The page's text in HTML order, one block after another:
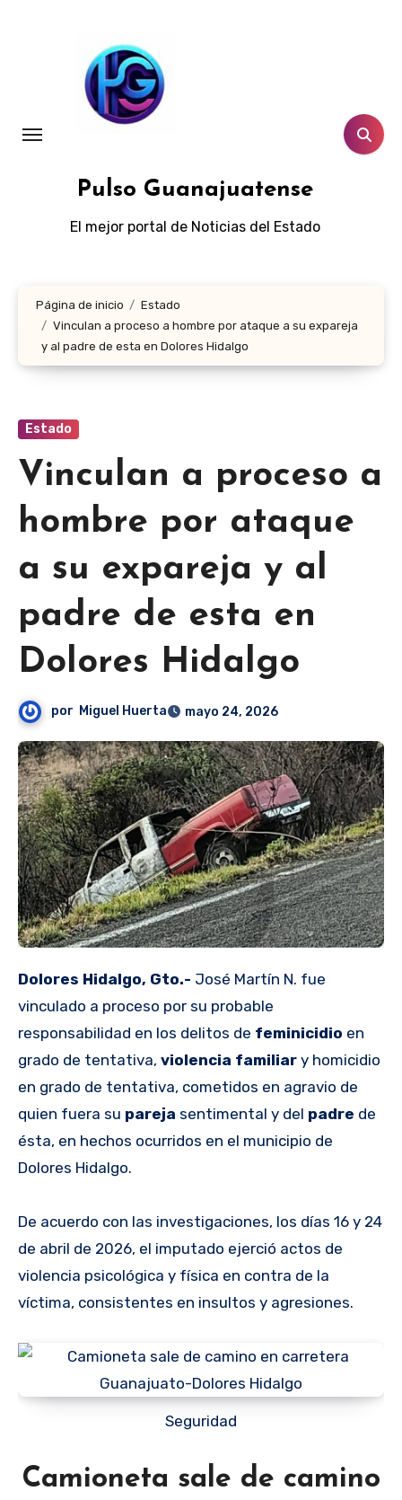
Pulso Guanajuatense
El mejor portal de Noticias del Estado
Página de inicio
Estado
Vinculan a proceso a hombre por ataque a su expareja
y al padre de esta en Dolores Hidalgo
Estado
Vinculan a proceso a
hombre por ataque
a su expareja y al
padre de esta en
Dolores Hidalgo
por Miguel Huerta mayo 24, 2026
Dolores Hidalgo, Gto.- José Martín N. fue
vinculado a proceso por su probable
responsabilidad en los delitos de feminicidio en
grado de tentativa, violencia familiar y homicidio
en grado de tentativa, cometidos en agravio de
quien fuera su pareja sentimental y del padre de
ésta, en hechos ocurridos en el municipio de
Dolores Hidalgo.
De acuerdo con las investigaciones, los días 16 y 24
de abril de 2026, el imputado ejerció actos de
violencia psicológica y física en contra de la
víctima, consistentes en insultos y agresiones.
Seguridad
Camioneta sale de camino